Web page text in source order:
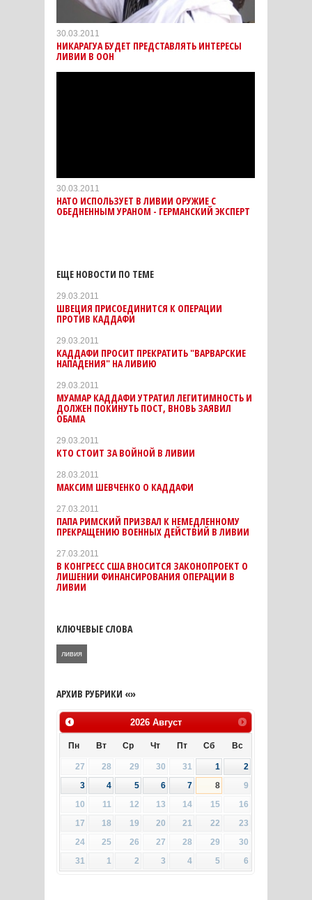
30.03.2011
НИКАРАГУА БУДЕТ ПРЕДСТАВЛЯТЬ ИНТЕРЕСЫ
ЛИВИИ В ООН
30.03.2011
НАТО ИСПОЛЬЗУЕТ В ЛИВИИ ОРУЖИЕ С
ОБЕДНЕННЫМ УРАНОМ - ГЕРМАНСКИЙ ЭКСПЕРТ
ЕЩЕ НОВОСТИ ПО ТЕМЕ
29.03.2011
ШВЕЦИЯ ПРИСОЕДИНИТСЯ К ОПЕРАЦИИ
ПРОТИВ КАДДАФИ
29.03.2011
КАДДАФИ ПРОСИТ ПРЕКРАТИТЬ "ВАРВАРСКИЕ
НАПАДЕНИЯ" НА ЛИВИЮ
29.03.2011
МУАМАР КАДДАФИ УТРАТИЛ ЛЕГИТИМНОСТЬ И
ДОЛЖЕН ПОКИНУТЬ ПОСТ, ВНОВЬ ЗАЯВИЛ
ОБАМА
29.03.2011
КТО СТОИТ ЗА ВОЙНОЙ В ЛИВИИ
28.03.2011
МАКСИМ ШЕВЧЕНКО О КАДДАФИ
27.03.2011
ПАПА РИМСКИЙ ПРИЗВАЛ К НЕМЕДЛЕННОМУ
ПРЕКРАЩЕНИЮ ВОЕННЫХ ДЕЙСТВИЙ В ЛИВИИ
27.03.2011
В КОНГРЕСС США ВНОСИТСЯ ЗАКОНОПРОЕКТ О
ЛИШЕНИИ ФИНАНСИРОВАНИЯ ОПЕРАЦИИ В
ЛИВИИ
КЛЮЧЕВЫЕ СЛОВА
ливия
АРХИВ РУБРИКИ «»
2026 Август
Пн Вт Ср Чт Пт Сб Вс
27 28 29 30 31 1
2
3
4 5 6 7 8
9
10
11 12 13 14 15
16
17
18 19 20 21 22
23
24
25 26 27 28 29
30
31
1 2 3 4 5 6